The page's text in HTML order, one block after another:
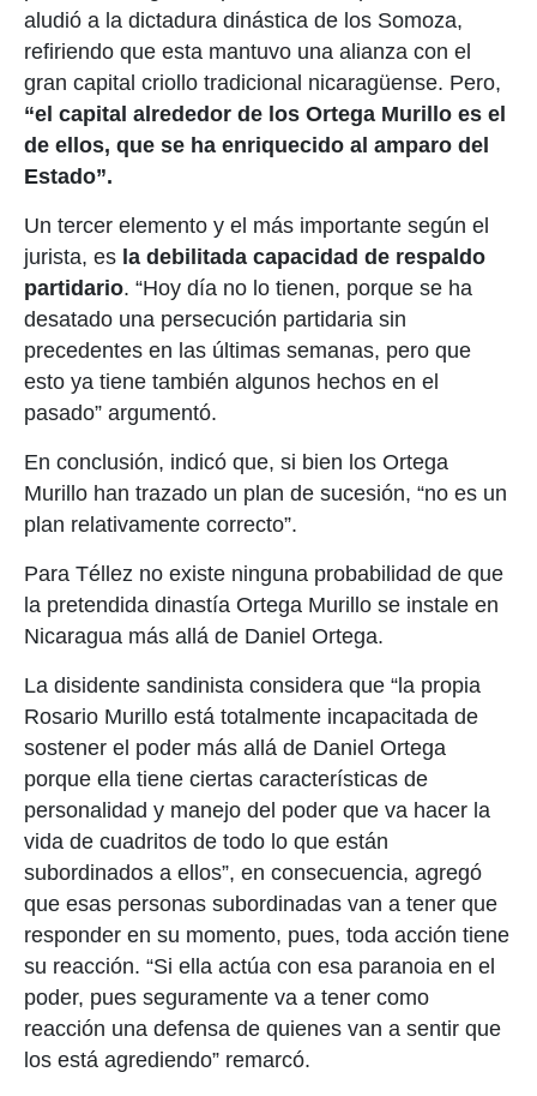
aludió a la dictadura dinástica de los Somoza,
refiriendo que esta mantuvo una alianza con el
gran capital criollo tradicional nicaragüense. Pero,
“el capital alrededor de los Ortega Murillo es el
de ellos, que se ha enriquecido al amparo del
Estado”.
Un tercer elemento y el más importante según el
jurista, es la debilitada capacidad de respaldo
partidario. “Hoy día no lo tienen, porque se ha
desatado una persecución partidaria sin
precedentes en las últimas semanas, pero que
esto ya tiene también algunos hechos en el
pasado” argumentó.
En conclusión, indicó que, si bien los Ortega
Murillo han trazado un plan de sucesión, “no es un
plan relativamente correcto”.
Para Téllez no existe ninguna probabilidad de que
la pretendida dinastía Ortega Murillo se instale en
Nicaragua más allá de Daniel Ortega.
La disidente sandinista considera que “la propia
Rosario Murillo está totalmente incapacitada de
sostener el poder más allá de Daniel Ortega
porque ella tiene ciertas características de
personalidad y manejo del poder que va hacer la
vida de cuadritos de todo lo que están
subordinados a ellos”, en consecuencia, agregó
que esas personas subordinadas van a tener que
responder en su momento, pues, toda acción tiene
su reacción. “Si ella actúa con esa paranoia en el
poder, pues seguramente va a tener como
reacción una defensa de quienes van a sentir que
los está agrediendo” remarcó.